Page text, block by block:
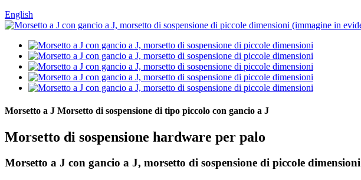
English
Morsetto a J Morsetto di sospensione di tipo piccolo con gancio a J
Morsetto di sospensione hardware per palo
Morsetto a J con gancio a J, morsetto di sospensione di piccole dimensioni